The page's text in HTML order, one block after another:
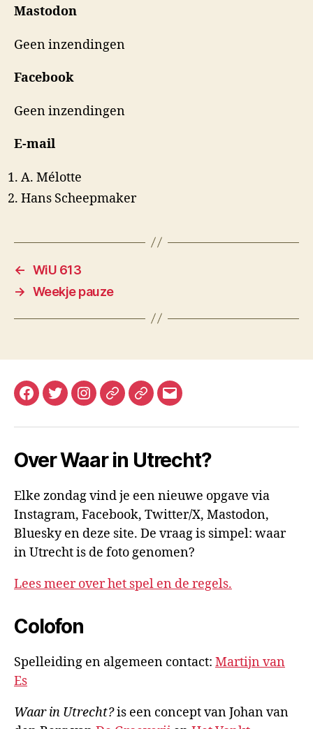
Mastodon
Geen inzendingen
Facebook
Geen inzendingen
E-mail
A. Mélotte
Hans Scheepmaker
← WiU 613
→ Weekje pauze
Facebook
TwitterInstagramMastodon
Bluesky
E-
Over Waar in Utrecht?
Elke zondag vind je een nieuwe opgave via
Instagram, Facebook, Twitter/X, Mastodon,
Bluesky en deze site. De vraag is simpel: waar
in Utrecht is de foto genomen?
Lees meer over het spel en de regels.
Colofon
Spelleiding en algemeen contact: Martijn van
Es
Waar in Utrecht?is een concept van Johan van